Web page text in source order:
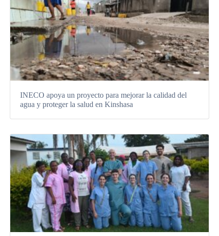
INECO apoya un proyecto para mejorar la calidad del
agua y proteger la salud en Kinshasa